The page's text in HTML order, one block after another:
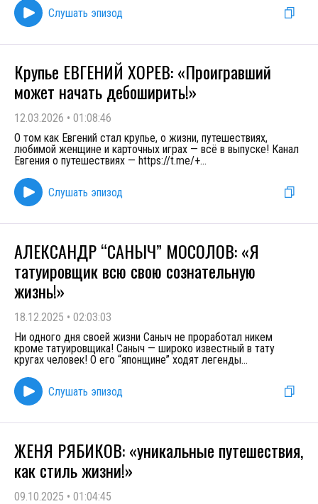
Слушать эпизод
Крупье ЕВГЕНИЙ ХОРЕВ: «Проигравший
может начать дебоширить!»
12.03.2026 • 01:08:46
О том как Евгений стал крупье, о жизни, путешествиях,
любимой женщине и карточных играх — всё в выпуске! Канал
Евгения о путешествиях — https://t.me/+...
Слушать эпизод
АЛЕКСАНДР “САНЫЧ” МОСОЛОВ: «Я
татуировщик всю свою сознательную
жизнь!»
18.12.2025 • 02:03:03
Ни одного дня своей жизни Саныч не проработал никем
кроме татуировщика! Саныч — широко известный в тату
кругах человек! О его “японщине” ходят легенды...
Слушать эпизод
ЖЕНЯ РЯБИКОВ: «уникальные путешествия,
как стиль жизни!»
09.10.2025 • 01:04:45